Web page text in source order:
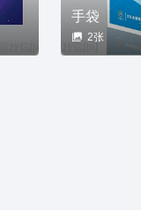
手袋
2张